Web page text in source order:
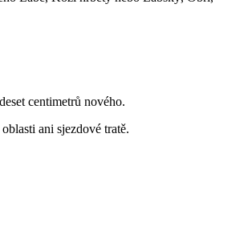
centimetrů nového.
ani sjezdové tratě.